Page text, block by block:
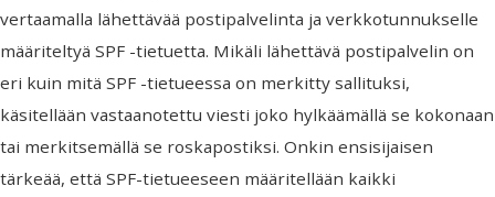
vertaamalla lähettävää postipalvelinta ja verkkotunnukselle
määriteltyä SPF -tietuetta. Mikäli lähettävä postipalvelin on
eri kuin mitä SPF -tietueessa on merkitty sallituksi,
käsitellään vastaanotettu viesti joko hylkäämällä se kokonaan
tai merkitsemällä se roskapostiksi. Onkin ensisijaisen
tärkeää, että SPF-tietueeseen määritellään kaikki